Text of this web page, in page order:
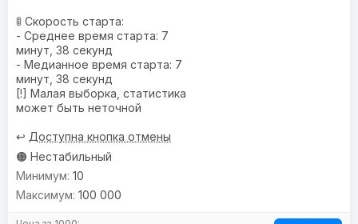
🚦 Скорость старта:
- Среднее время старта: 7
минут, 38 секунд
- Медианное время старта: 7
минут, 38 секунд
[!] Малая выборка, статистика
может быть неточной
↩️ Доступна кнопка отмены
🟠 Нестабильный
10
100 000